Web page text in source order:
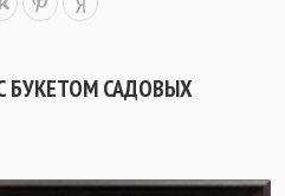
БУКЕТОМ САДОВЫХ